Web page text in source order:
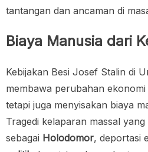
tantangan dan ancaman di
Biaya Manusia dari
Kebijakan Besi Josef Stalin di
membawa perubahan
tetapi juga menyisakan biaya
Tragedi kelaparan massal yang
sebagai Holodomor, deportasi